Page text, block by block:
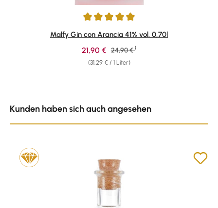
Durchschnittliche Bewertung von 4.89 von 5 Sternen
Malfy Gin con Arancia 41% vol. 0,70l
(31,29 € / 1 Liter)
Verkaufspreis:
21,90 € Regulärer Preis:
24,90 € 1
Kunden haben sich auch angesehen